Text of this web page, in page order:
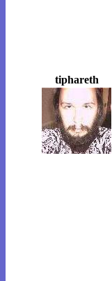
tiphareth